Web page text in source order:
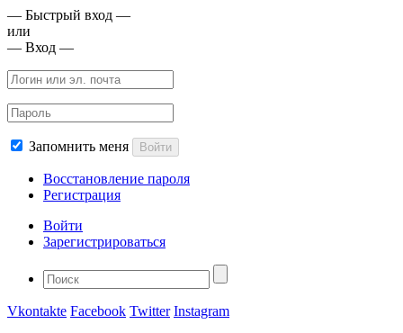
— Быстрый вход —
или
— Вход —
Запомнить меня Войти
Восстановление пароля
Регистрация
Войти
Зарегистрироваться
Vkontakte Facebook Twitter Instagram